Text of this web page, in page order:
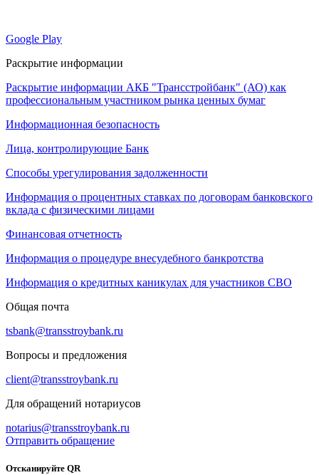
Google Play
Раскрытие информации
Раскрытие информации АКБ "Трансстройбанк" (АО) как
профессиональным участником рынка ценных бумаг
Информационная безопасность
Лица, контролирующие Банк
Способы урегулирования задолженности
Информация о процентных ставках по договорам банковского
вклада с физическими лицами
Финансовая отчетность
Информация о процедуре внесудебного банкротства
Информация о кредитных каникулах для участников СВО
Общая почта
tsbank@transstroybank.ru
Вопросы и предложения
client@transstroybank.ru
Для обращений нотариусов
notarius@transstroybank.ru
Отправить обращение
Отсканируйте QR